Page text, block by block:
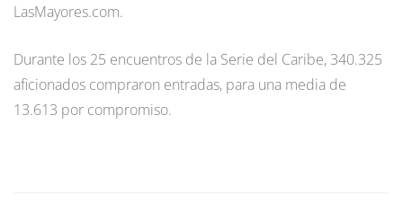
LasMayores.com.
Durante los 25 encuentros de la Serie del Caribe, 340.325
aficionados compraron entradas, para una media de
13.613 por compromiso.